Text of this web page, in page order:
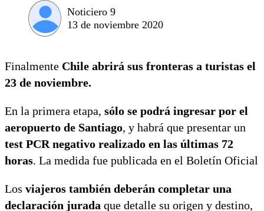
Noticiero 9
13 de noviembre 2020
Finalmente Chile abrirá sus fronteras a turistas el
23 de noviembre.
En la primera etapa, sólo se podrá ingresar por el
aeropuerto de Santiago, y habrá que presentar un
test PCR negativo realizado en las últimas 72
horas. La medida fue publicada en el Boletín Oficial
Los viajeros también deberán completar una
declaración jurada que detalle su origen y destino,